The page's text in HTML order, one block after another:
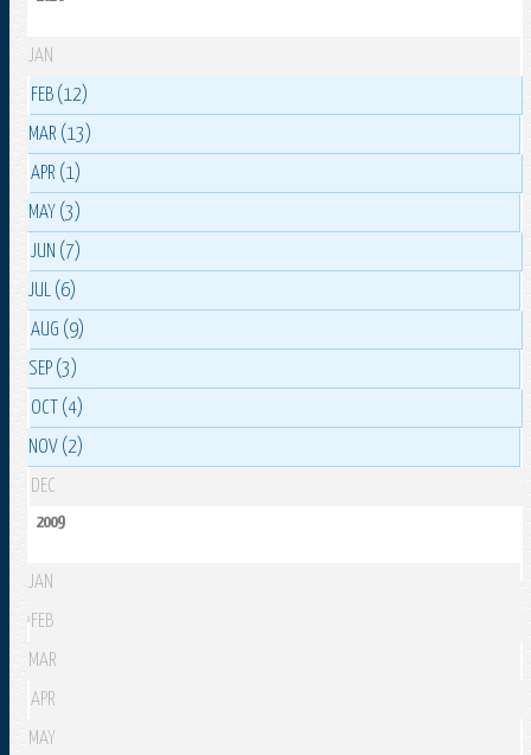
JAN
FEB (12)
MAR (13)
APR (1)
MAY (3)
JUN (7)
JUL (6)
AUG (9)
SEP (3)
OCT (4)
NOV (2)
DEC
2009
JAN
FEB
MAR
APR
MAY